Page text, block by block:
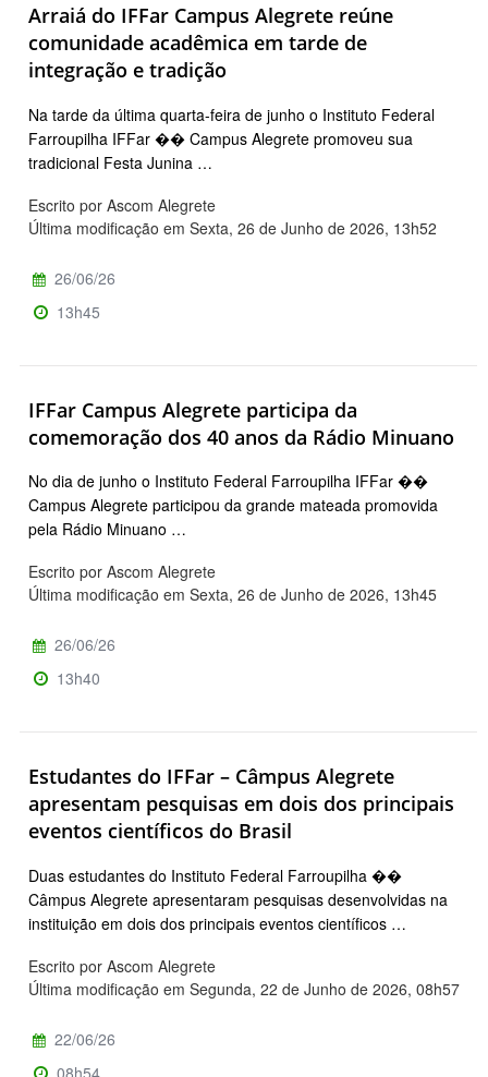
Arraiá do IFFar Campus Alegrete reúne
comunidade acadêmica em tarde de
integração e tradição
Na tarde da última quarta-feira de junho o Instituto Federal
Farroupilha IFFar �� Campus Alegrete promoveu sua
tradicional Festa Junina …
Escrito por Ascom Alegrete
Última modificação em Sexta, 26 de Junho de 2026, 13h52
26/06/26
13h45
IFFar Campus Alegrete participa da
comemoração dos 40 anos da Rádio Minuano
No dia de junho o Instituto Federal Farroupilha IFFar ��
Campus Alegrete participou da grande mateada promovida
pela Rádio Minuano …
Escrito por Ascom Alegrete
Última modificação em Sexta, 26 de Junho de 2026, 13h45
26/06/26
13h40
Estudantes do IFFar – Câmpus Alegrete
apresentam pesquisas em dois dos principais
eventos científicos do Brasil
Duas estudantes do Instituto Federal Farroupilha ��
Câmpus Alegrete apresentaram pesquisas desenvolvidas na
instituição em dois dos principais eventos científicos …
Escrito por Ascom Alegrete
Última modificação em Segunda, 22 de Junho de 2026, 08h57
22/06/26